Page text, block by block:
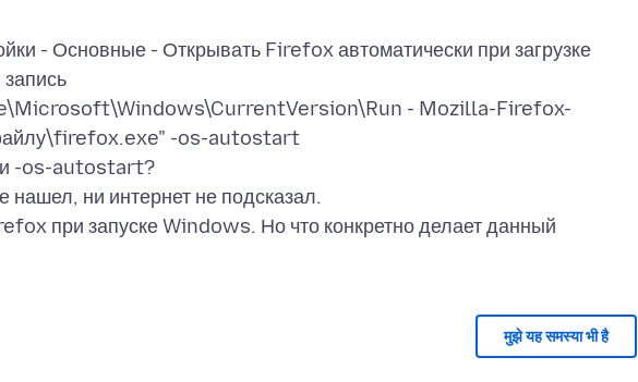
- Основные - Открывать Firefox автоматически при загрузке
- Mozilla-Firefox-
-os-autostart
-os-autostart?
ни интернет не подсказал.
при запуске Windows. Но что конкретно делает данный
मुझे यह समस्या भी है